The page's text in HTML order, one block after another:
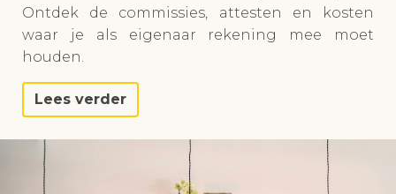
Ontdek de commissies, attesten en kosten
waar je als eigenaar rekening mee moet
houden.
Lees verder